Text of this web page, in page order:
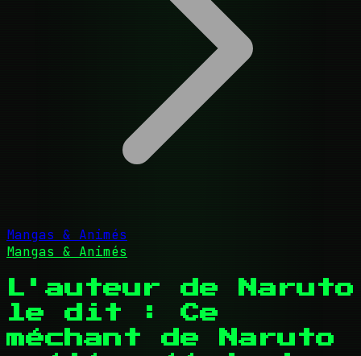
Mangas & Animés
Mangas & Animés
L'auteur de Naruto
le dit : Ce
méchant de Naruto